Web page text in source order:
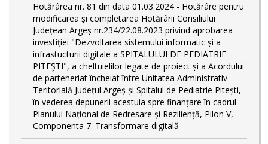
Hotărârea nr. 81 din data 01.03.2024 - Hotărâre pentru
modificarea și completarea Hotărârii Consiliului
Județean Argeș nr.234/22.08.2023 privind aprobarea
investiției "Dezvoltarea sistemului informatic și a
infrastucturii digitale a SPITALULUI DE PEDIATRIE
PITEŞTI", a cheltuielilor legate de proiect și a Acordului
de parteneriat încheiat între Unitatea Administrativ-
Teritorială Județul Argeș și Spitalul de Pediatrie Pitești,
în vederea depunerii acestuia spre finanțare în cadrul
Planului Național de Redresare și Reziliență, Pilon V,
Componenta 7. Transformare digitală